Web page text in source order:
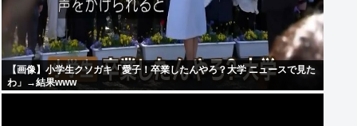
【画像】小学生クソガキ「愛子！卒業したんやろ？大学 ニュースで見た
わ」→結果www